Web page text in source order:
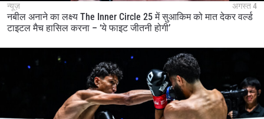
न्यूज़ अगस्त 4
नबील अनाने का लक्ष्य The Inner Circle 25 में सुआकिम को मात देकर वर्ल्ड
टाइटल मैच हासिल करना – ‘ये फाइट जीतनी होगी’